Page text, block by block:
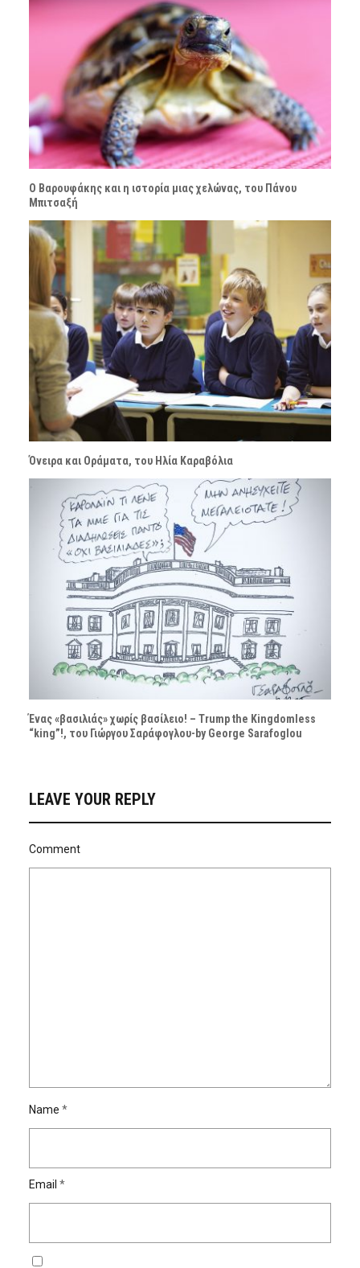
Ο Βαρουφάκης και η ιστορία μιας χελώνας, του Πάνου
Μπιτσαξή
Όνειρα και Οράματα, του Ηλία Καραβόλια
Ένας «βασιλιάς» χωρίς βασίλειο! – Trump the Kingdomless
“king”!, του Γιώργου Σαράφογλου-by George Sarafoglou
LEAVE YOUR REPLY
Comment
Name *
Email *